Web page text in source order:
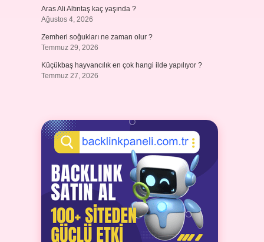
Aras Ali Altıntaş kaç yaşında ?
Ağustos 4, 2026
Zemheri soğukları ne zaman olur ?
Temmuz 29, 2026
Küçükbaş hayvancılık en çok hangi ilde yapılıyor ?
Temmuz 27, 2026